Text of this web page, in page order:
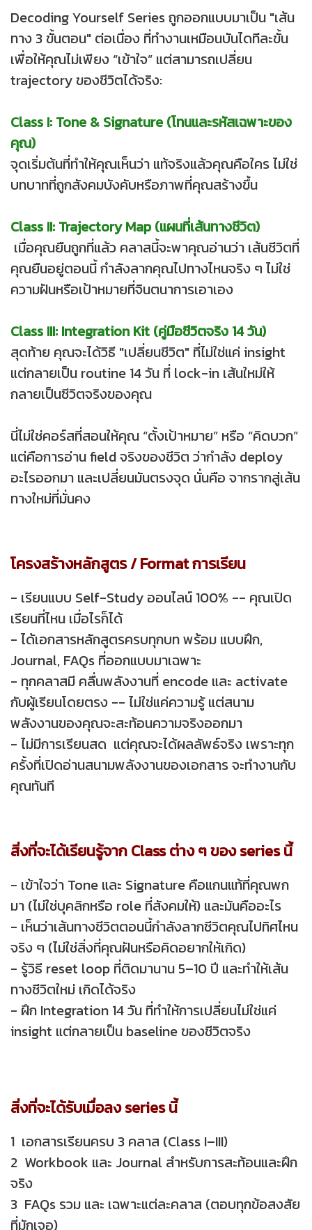
Decoding Yourself Series ถูกออกแบบมาเป็น "เส้น
ทาง 3 ขั้นตอน" ต่อเนื่อง ที่ทำงานเหมือนบันไดทีละขั้น
เพื่อให้คุณไม่เพียง “เข้าใจ” แต่สามารถเปลี่ยน
trajectory ของชีวิตได้จริง:
Class I: Tone & Signature (โทนและรหัสเฉพาะของ
คุณ)
จุดเริ่มต้นที่ทำให้คุณเห็นว่า แท้จริงแล้วคุณคือใคร ไม่ใช่
บทบาทที่ถูกสังคมบังคับหรือภาพที่คุณสร้างขึ้น
Class II: Trajectory Map (แผนที่เส้นทางชีวิต)
เมื่อคุณยืนถูกที่แล้ว คลาสนี้จะพาคุณอ่านว่า เส้นชีวิตที่
คุณยืนอยู่ตอนนี้ กำลังลากคุณไปทางไหนจริง ๆ ไม่ใช่
ความฝันหรือเป้าหมายที่จินตนาการเอาเอง
Class III: Integration Kit (คู่มือชีวิตจริง 14 วัน)
สุดท้าย คุณจะได้วิธี "เปลี่ยนชีวิต" ที่ไม่ใช่แค่ insight
แต่กลายเป็น routine 14 วัน ที่ lock-in เส้นใหม่ให้
กลายเป็นชีวิตจริงของคุณ
นี่ไม่ใช่คอร์สที่สอนให้คุณ “ตั้งเป้าหมาย” หรือ “คิดบวก”
แต่คือการอ่าน field จริงของชีวิต ว่ากำลัง deploy
อะไรออกมา และเปลี่ยนมันตรงจุด นั่นคือ จากรากสู่เส้น
ทางใหม่ที่มั่นคง
โครงสร้างหลักสูตร / Format การเรียน
- เรียนแบบ Self-Study ออนไลน์ 100% -- คุณเปิด
เรียนที่ไหน เมื่อไรก็ได้
- ได้เอกสารหลักสูตรครบทุกบท พร้อม แบบฝึก,
Journal, FAQs ที่ออกแบบมาเฉพาะ
- ทุกคลาสมี คลื่นพลังงานที่ encode และ activate
กับผู้เรียนโดยตรง -- ไม่ใช่แค่ความรู้ แต่สนาม
พลังงานของคุณจะสะท้อนความจริงออกมา
- ไม่มีการเรียนสด แต่คุณจะได้ผลลัพธ์จริง เพราะทุก
ครั้งที่เปิดอ่านสนามพลังงานของเอกสาร จะทำงานกับ
คุณทันที
สิ่งที่จะได้เรียนรู้จาก Class ต่าง ๆ ของ series นี้
- เข้าใจว่า Tone และ Signature คือแกนแท้ที่คุณพก
มา (ไม่ใช่บุคลิกหรือ role ที่สังคมให้) และมันคืออะไร
- เห็นว่าเส้นทางชีวิตตอนนี้กำลังลากชีวิตคุณไปทิศไหน
จริง ๆ (ไม่ใช่สิ่งที่คุณฝันหรือคิดอยากให้เกิด)
- รู้วิธี reset loop ที่ติดมานาน 5–10 ปี และทำให้เส้น
ทางชีวิตใหม่ เกิดได้จริง
- ฝึก Integration 14 วัน ที่ทำให้การเปลี่ยนไม่ใช่แค่
insight แต่กลายเป็น baseline ของชีวิตจริง
สิ่งที่จะได้รับเมื่อลง series นี้
1 เอกสารเรียนครบ 3 คลาส (Class I–III)
2 Workbook และ Journal สำหรับการสะท้อนและฝึก
จริง
3 FAQs รวม และ เฉพาะแต่ละคลาส (ตอบทุกข้อสงสัย
ที่มักเจอ)